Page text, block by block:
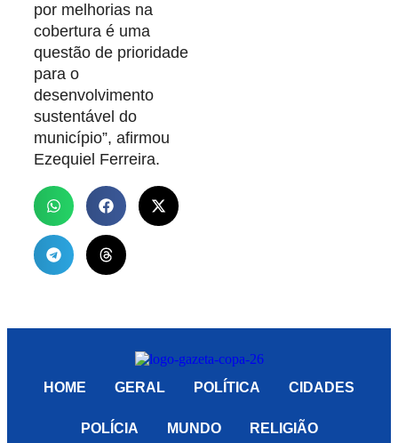
por melhorias na
cobertura é uma
questão de prioridade
para o
desenvolvimento
sustentável do
município”, afirmou
Ezequiel Ferreira.
HOME GERAL POLÍTICA CIDADES
POLÍCIA MUNDO RELIGIÃO